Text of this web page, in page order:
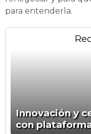
para entenderla.
Innovación y
con